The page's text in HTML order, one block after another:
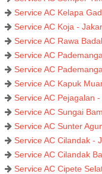
Service AC Kelapa
Service AC Koja -
Service AC Rawa
Service AC
Service AC
Service AC Kapuk
Service AC Pejagalan
Service AC Sungai
Service AC Sunter
Service AC Cilandak -
Service AC Cilandak
Service AC Cipete